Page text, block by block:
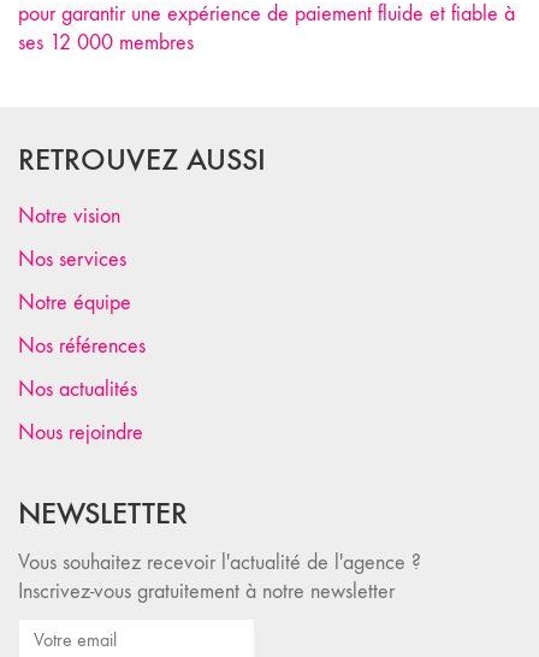
pour garantir une expérience de paiement fluide et fiable à
ses 12 000 membres
RETROUVEZ AUSSI
Notre vision
Nos services
Notre équipe
Nos références
Nos actualités
Nous rejoindre
NEWSLETTER
Vous souhaitez recevoir l'actualité de l'agence ?
Inscrivez-vous gratuitement à notre newsletter